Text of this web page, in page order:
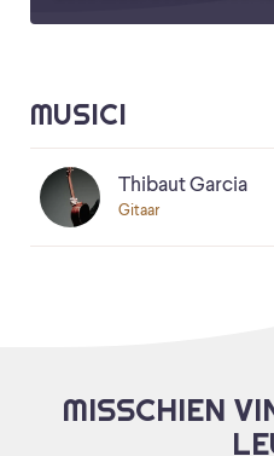
MUSICI
Thibaut Garcia
Gitaar
MISSCHIEN